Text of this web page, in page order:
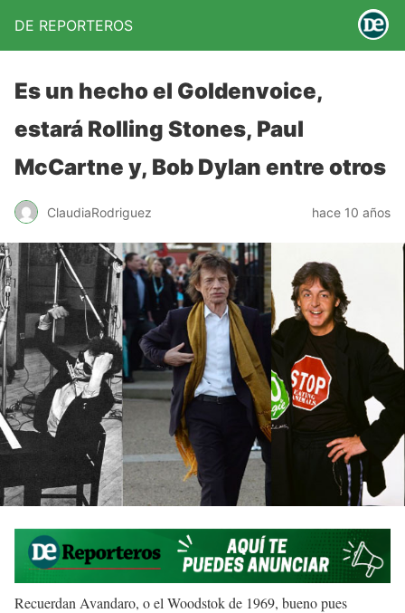
DE REPORTEROS
Es un hecho el Goldenvoice,
estará Rolling Stones, Paul
McCartne y, Bob Dylan entre otros
ClaudiaRodriguez hace 10 años
Recuerdan Avandaro, o el Woodstok de 1969, bueno pues